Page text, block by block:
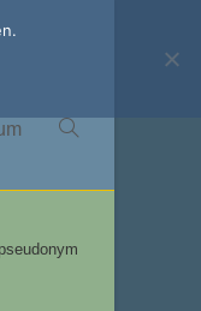
Website-
Suche
umschalten
pseudonym